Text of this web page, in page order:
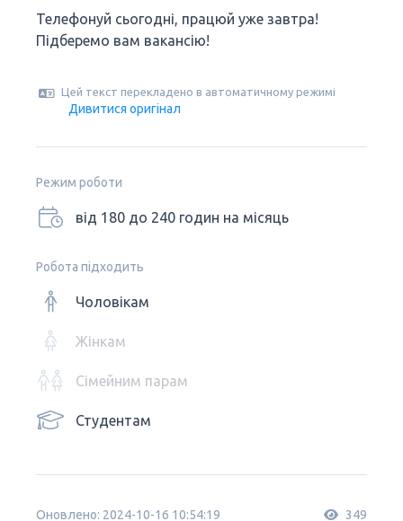
Телефонуй сьогодні, працюй уже завтра!
Підберемо вам вакансію!
Цей текст перекладено в автоматичному режимі
Дивитися оригінал
Режим роботи
від 180 до 240 годин на місяць
Робота підходить
Чоловікам
Жінкам
Сімейним парам
Студентам
Оновлено: 2024-10-16 10:54:19 349